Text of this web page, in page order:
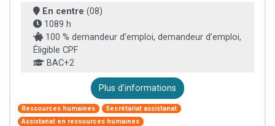
En centre (08)
1089 h
100 % demandeur d’emploi, demandeur d’emploi,
Éligible CPF
BAC+2
Plus d'informations
Ressources humaines
Secrétariat assistanat
Assistanat en ressources humaines